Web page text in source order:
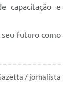
capacitação e
seu futuro como
/ jornalista